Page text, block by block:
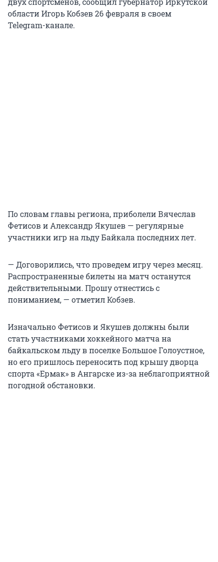
области Игорь Кобзев 26 февраля в своем
Telegram-канале.
По словам главы региона, приболели Вячеслав
Фетисов и Александр Якушев — регулярные
участники игр на льду Байкала последних лет.
— Договорились, что проведем игру через месяц.
Распространенные билеты на матч останутся
действительными. Прошу отнестись с
пониманием, — отметил Кобзев.
Изначально Фетисов и Якушев должны были
стать участниками хоккейного матча на
байкальском льду в поселке Большое Голоустное,
но его пришлось переносить под крышу дворца
спорта «Ермак» в Ангарске из-за неблагоприятной
погодной обстановки.